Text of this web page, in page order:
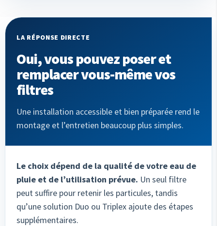
LA RÉPONSE DIRECTE
Oui, vous pouvez poser et
remplacer vous-même vos
filtres
Une installation accessible et bien préparée rend le
montage et l’entretien beaucoup plus simples.
Le choix dépend de la qualité de votre eau de
pluie et de l’utilisation prévue. Un seul filtre
peut suffire pour retenir les particules, tandis
qu’une solution Duo ou Triplex ajoute des étapes
supplémentaires.